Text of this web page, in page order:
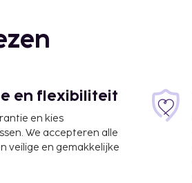
en flexibiliteit
en kies
We accepteren alle
veilige en gemakkelijke